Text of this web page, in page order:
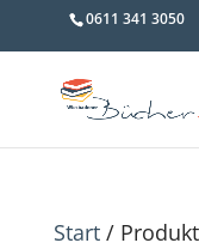
0611 341 3050
Start/